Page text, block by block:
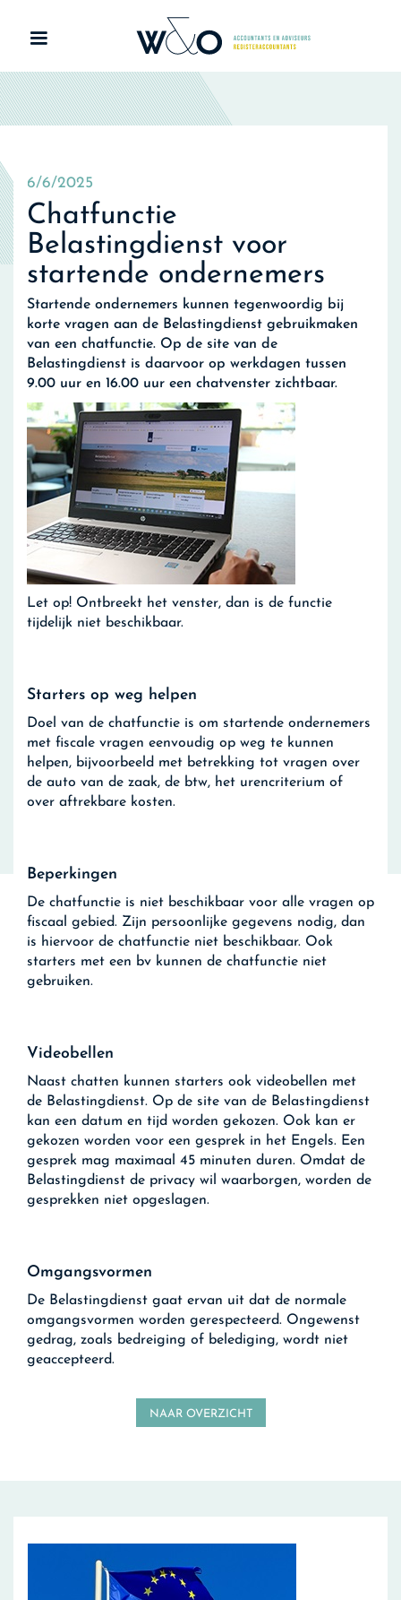
6/6/2025
Chatfunctie
Belastingdienst voor
startende ondernemers
Startende ondernemers kunnen tegenwoordig bij
korte vragen aan de Belastingdienst gebruikmaken
van een chatfunctie. Op de site van de
Belastingdienst is daarvoor op werkdagen tussen
9.00 uur en 16.00 uur een chatvenster zichtbaar.
Let op! Ontbreekt het venster, dan is de functie
tijdelijk niet beschikbaar.
Starters op weg helpen
Doel van de chatfunctie is om startende ondernemers
met fiscale vragen eenvoudig op weg te kunnen
helpen, bijvoorbeeld met betrekking tot vragen over
de auto van de zaak, de btw, het urencriterium of
over aftrekbare kosten.
Beperkingen
De chatfunctie is niet beschikbaar voor alle vragen op
fiscaal gebied. Zijn persoonlijke gegevens nodig, dan
is hiervoor de chatfunctie niet beschikbaar. Ook
starters met een bv kunnen de chatfunctie niet
gebruiken.
Videobellen
Naast chatten kunnen starters ook videobellen met
de Belastingdienst. Op de site van de Belastingdienst
kan een datum en tijd worden gekozen. Ook kan er
gekozen worden voor een gesprek in het Engels. Een
gesprek mag maximaal 45 minuten duren. Omdat de
Belastingdienst de privacy wil waarborgen, worden de
gesprekken niet opgeslagen.
Omgangsvormen
De Belastingdienst gaat ervan uit dat de normale
omgangsvormen worden gerespecteerd. Ongewenst
gedrag, zoals bedreiging of belediging, wordt niet
geaccepteerd.
NAAR OVERZICHT